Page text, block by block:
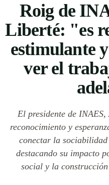
Roig de
Liberté: "es
estimulante
ver el
El presidente de
reconocimiento y
conectar la
destacando su impacto
social y la